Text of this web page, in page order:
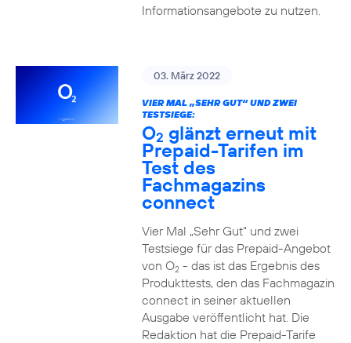
Informationsangebote zu nutzen.
03. März 2022
VIER MAL „SEHR GUT“ UND ZWEI
TESTSIEGE:
O2 glänzt erneut mit
Prepaid-Tarifen im
Test des
Fachmagazins
connect
Vier Mal „Sehr Gut“ und zwei
Testsiege für das Prepaid-Angebot
von O2- das ist das Ergebnis des
Produkttests, den das Fachmagazin
connect in seiner aktuellen
Ausgabe veröffentlicht hat. Die
Redaktion hat die Prepaid-Tarife